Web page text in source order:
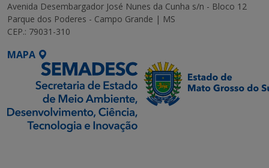
Avenida Desembargador José Nunes da Cunha s/n - Bloco 12
Parque dos Poderes - Campo Grande | MS
CEP.: 79031-310
MAPA